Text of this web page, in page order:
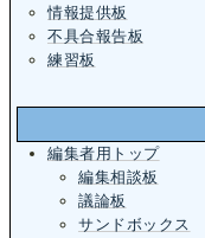
情報提供板
不具合報告板
練習板
編集者用トップ
編集相談板
議論板
サンドボックス